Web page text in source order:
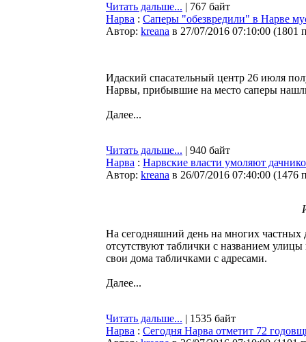
Читать дальше... | 767 байт
Нарва : Саперы "обезвредили" в Нарве
Автор: kreana в 27/07/2016 07:10:00 (1801
Идаский спасательный центр 26 июля
Нарвы, прибывшие на место саперы
Далее...
Читать дальше... | 940 байт
Нарва : Нарвские власти умоляют
Автор: kreana в 26/07/2016 07:40:00 (1476
На сегодняшний день на многих частных
отсутствуют таблички с названием
свои дома табличками с адресами.
Далее...
Читать дальше... | 1535 байт
Нарва : Сегодня Нарва отметит 72